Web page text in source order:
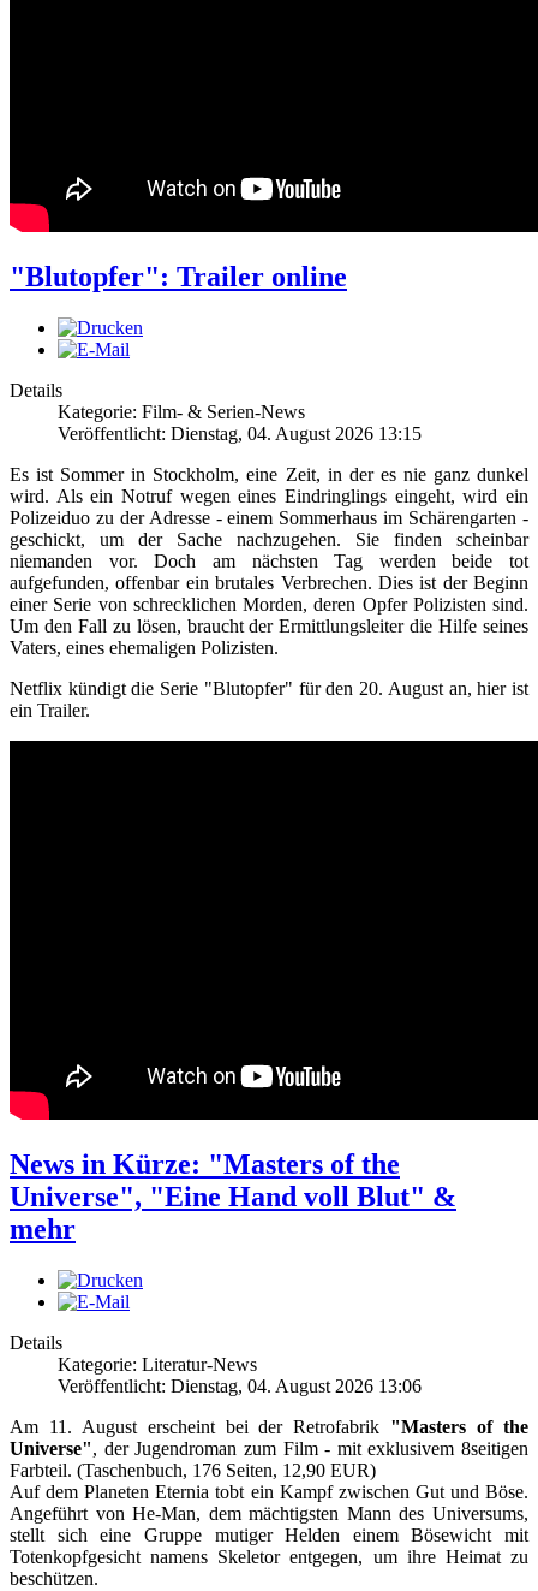
"Blutopfer": Trailer online
Details
Kategorie: Film- & Serien-News
Veröffentlicht: Dienstag, 04. August 2026 13:15
Es ist Sommer in Stockholm, eine Zeit, in der es nie ganz dunkel
wird. Als ein Notruf wegen eines Eindringlings eingeht, wird ein
Polizeiduo zu der Adresse - einem Sommerhaus im Schärengarten -
geschickt, um der Sache nachzugehen. Sie finden scheinbar
niemanden vor. Doch am nächsten Tag werden beide tot
aufgefunden, offenbar ein brutales Verbrechen. Dies ist der Beginn
einer Serie von schrecklichen Morden, deren Opfer Polizisten sind.
Um den Fall zu lösen, braucht der Ermittlungsleiter die Hilfe seines
Vaters, eines ehemaligen Polizisten.
Netflix kündigt die Serie "Blutopfer" für den 20. August an, hier ist
ein Trailer.
News in Kürze: "Masters of the
Universe", "Eine Hand voll Blut" &
mehr
Details
Kategorie: Literatur-News
Veröffentlicht: Dienstag, 04. August 2026 13:06
Am 11. August erscheint bei der Retrofabrik "Masters of the
Universe", der Jugendroman zum Film - mit exklusivem 8seitigen
Farbteil. (Taschenbuch, 176 Seiten, 12,90 EUR)
Auf dem Planeten Eternia tobt ein Kampf zwischen Gut und Böse.
Angeführt von He-Man, dem mächtigsten Mann des Universums,
stellt sich eine Gruppe mutiger Helden einem Bösewicht mit
Totenkopfgesicht namens Skeletor entgegen, um ihre Heimat zu
beschützen.